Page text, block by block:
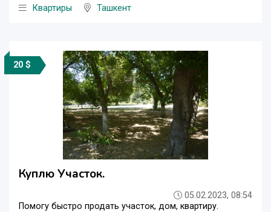
Квартиры
Ташкент
20 $
Куплю Участок.
05.02.2023, 08:54
Помогу быстро продать участок, дом, квартиру.